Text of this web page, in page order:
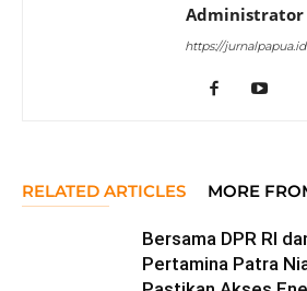
Administrator
https://jurnalpapua.id
RELATED ARTICLES MORE
Bersama DPR RI
Pertamina Patra